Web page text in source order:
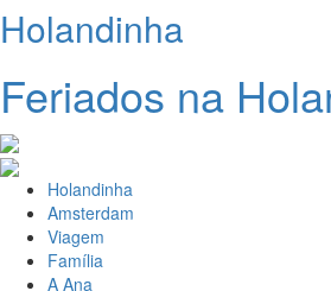
Holandinha
Feriados na
Holandinha
Amsterdam
Viagem
Família
A Ana